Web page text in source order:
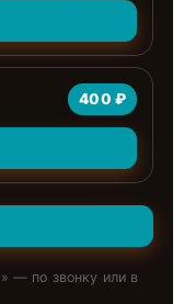
400 ₽
» — по звонку или в